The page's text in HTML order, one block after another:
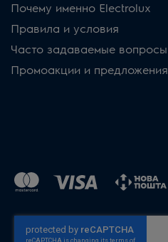
Почему именно Electrolux
Правила и условия
Часто задаваемые вопросы
Промоакции и предложения